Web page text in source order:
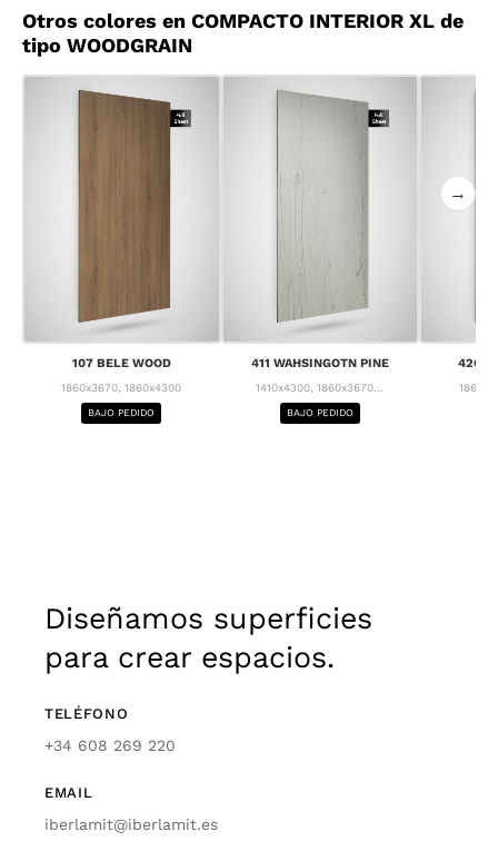
Otros colores en COMPACTO INTERIOR XL de
tipo WOODGRAIN
107 BELE WOOD
1860x3670, 1860x4300
BAJO PEDIDO
411 WAHSINGOTN PINE
1410x4300, 1860x3670...
BAJO PEDIDO
426
→
Diseñamos superficies
para crear espacios.
TELÉFONO
+34 608 269 220
EMAIL
iberlamit@iberlamit.es